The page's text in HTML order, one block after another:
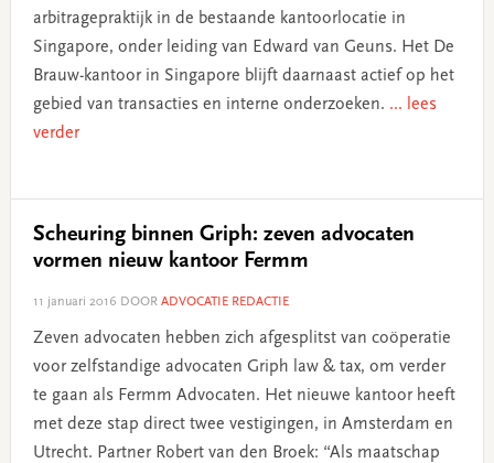
arbitragepraktijk in de bestaande kantoorlocatie in
Singapore, onder leiding van Edward van Geuns. Het De
Brauw-kantoor in Singapore blijft daarnaast actief op het
gebied van transacties en interne onderzoeken. ... lees
verder
Scheuring binnen Griph: zeven advocaten
vormen nieuw kantoor Fermm
11 januari 2016 DOOR ADVOCATIE REDACTIE
Zeven advocaten hebben zich afgesplitst van coöperatie
voor zelfstandige advocaten Griph law & tax, om verder
te gaan als Fermm Advocaten. Het nieuwe kantoor heeft
met deze stap direct twee vestigingen, in Amsterdam en
Utrecht. Partner Robert van den Broek: “Als maatschap